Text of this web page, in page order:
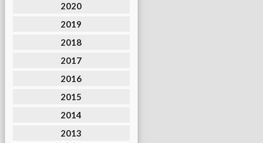
2020
2019
2018
2017
2016
2015
2014
2013